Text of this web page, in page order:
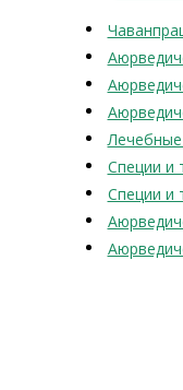
Специи и
Специи и